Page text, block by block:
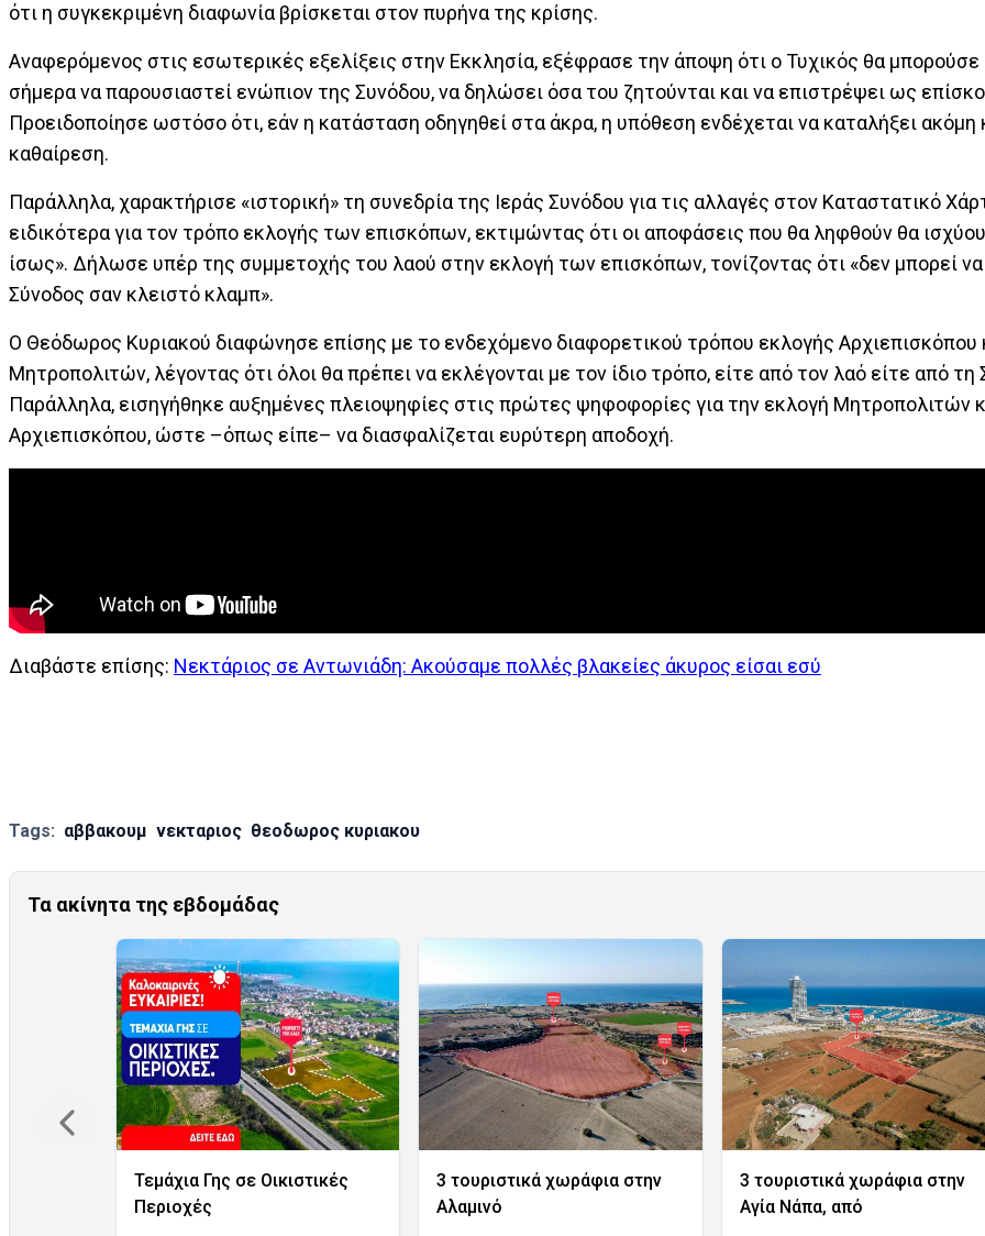
ότι η συγκεκριμένη διαφωνία βρίσκεται στον πυρήνα της κρίσης.
Αναφερόμενος στις εσωτερικές εξελίξεις στην Εκκλησία, εξέφρασε την άποψη ότι ο Τυχικός θα μπορούσε
σήμερα να παρουσιαστεί ενώπιον της Συνόδου, να δηλώσει όσα του ζητούνται και να επιστρέψει ως
Προειδοποίησε ωστόσο ότι, εάν η κατάσταση οδηγηθεί στα άκρα, η υπόθεση ενδέχεται να καταλήξει ακόμη
καθαίρεση.
Παράλληλα, χαρακτήρισε «ιστορική» τη συνεδρία της Ιεράς Συνόδου για τις αλλαγές στον Καταστατικό
ειδικότερα για τον τρόπο εκλογής των επισκόπων, εκτιμώντας ότι οι αποφάσεις που θα ληφθούν θα
ίσως». Δήλωσε υπέρ της συμμετοχής του λαού στην εκλογή των επισκόπων, τονίζοντας ότι «δεν μπορεί να
Σύνοδος σαν κλειστό κλαμπ».
Ο Θεόδωρος Κυριακού διαφώνησε επίσης με το ενδεχόμενο διαφορετικού τρόπου εκλογής Αρχιεπισκόπου
Μητροπολιτών, λέγοντας ότι όλοι θα πρέπει να εκλέγονται με τον ίδιο τρόπο, είτε από τον λαό είτε από τη
Παράλληλα, εισηγήθηκε αυξημένες πλειοψηφίες στις πρώτες ψηφοφορίες για την εκλογή Μητροπολιτών
Αρχιεπισκόπου, ώστε –όπως είπε– να διασφαλίζεται ευρύτερη αποδοχή.
Διαβάστε επίσης: Νεκτάριος σε Αντωνιάδη: Ακούσαμε πολλές βλακείες άκυρος είσαι εσύ
Tags: αββακουμ νεκταριος θεοδωρος κυριακου
Τα ακίνητα της εβδομάδας
Τεμάχια Γης σε Οικιστικές
Περιοχές
3 τουριστικά χωράφια στην
Αλαμινό
3 τουριστικά χωράφια στην
Αγία Νάπα, από